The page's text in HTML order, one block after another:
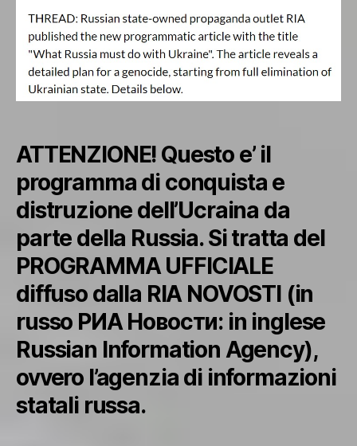
ATTENZIONE! Questo e’ il
programma di conquista e
distruzione dell’Ucraina da
parte della Russia. Si tratta del
PROGRAMMA UFFICIALE
diffuso dalla RIA NOVOSTI (in
russo РИА Новости: in inglese
Russian Information Agency),
ovvero l’agenzia di informazioni
statali russa.